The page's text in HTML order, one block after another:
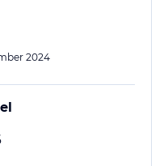
2024